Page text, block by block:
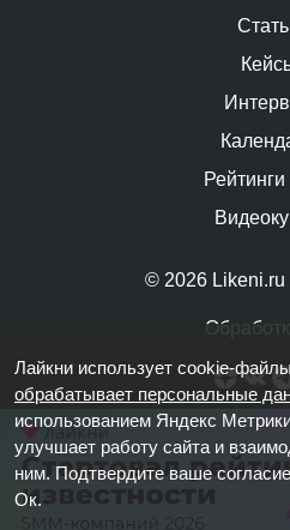
© 2026 Likeni.ru
Рейтинги
Лайкни использует cookie-
обрабатывает персональные
использованием Яндекс
улучшает работу сайта и
ним. Подтвердите ваше
Ок.